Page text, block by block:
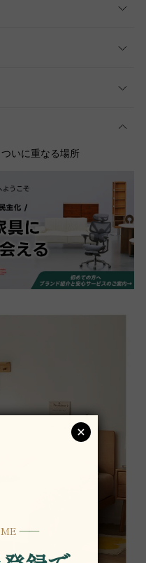
いに重なる場所